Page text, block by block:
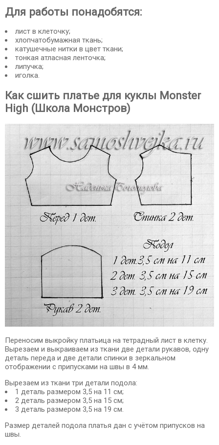
Для работы понадобятся:
лист в клеточку;
хлопчатобумажная ткань;
катушечные нитки в цвет ткани;
тонкая атласная ленточка;
липучка;
иголка.
Как сшить платье для куклы Monster
High (Школа Монстров)
Переносим выкройку платьица на тетрадный лист в клетку.
Вырезаем и выкраиваем из ткани две детали рукавов, одну
деталь переда и две дeтали спинки в зеркальном
отображении с припусками на швы в 4 мм.
Вырезаем из ткани три детали подола:
1 деталь размером 3,5 на 11 см;
2 деталь размером 3,5 на 15 см;
3 деталь размером 3,5 на 19 см.
Размер деталей подола платья дан с учётом припусков на
швы.